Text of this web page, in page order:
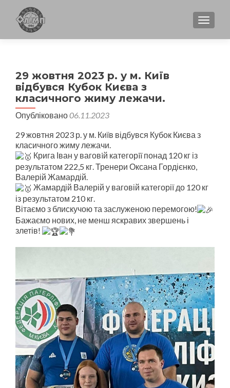
29 жовтня 2023 р. у м. Київ
відбувся Кубок Києва з
класичного жиму лежачи.
Опубліковано06.11.2023
29 жовтня 2023 р. у м. Київ відбувся Кубок Києва з
класичного жиму лежачи.
Крига Іван у ваговiй категорiï понад 120 кг із
результатом 222,5 кг. Тренери Оксана Гордієнко,
Валерій Жамардій.
Жамардій Валерій у ваговій категорії до 120 кг
із результатом 210 кг.
Вітаємо з блискучою та заслуженою перемогою!
Бажаємо нових, не менш яскравих звершень і
злетів!